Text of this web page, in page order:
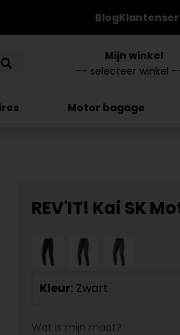
Blog
Mijn winkel
Motor bagage
REV'IT! Kai SK
Kleur: Zwart
Wat is mijn maat?